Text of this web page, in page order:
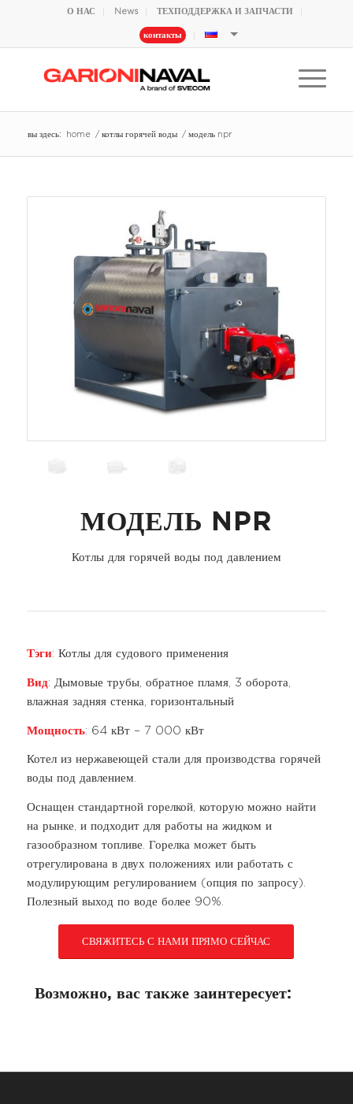
О НАС News ТЕХПОДДЕРЖКА И ЗАПЧАСТИ
контакты
вы здесь: home / котлы горячей воды / модель npr
МОДЕЛЬ NPR
Котлы для горячей воды под давлением
Тэги: Котлы для судового применения
Вид: Дымовые трубы, обратное пламя, 3 оборота,
влажная задняя стенка, горизонтальный
Мощность: 64 кВт – 7 000 кВт
Котел из нержавеющей стали для производства горячей
воды под давлением.
Оснащен стандартной горелкой, которую можно найти
на рынке, и подходит для работы на жидком и
газообразном топливе. Горелка может быть
отрегулирована в двух положениях или работать с
модулирующим регулированием (опция по запросу).
Полезный выход по воде более 90%.
СВЯЖИТЕСЬ С НАМИ ПРЯМО СЕЙЧАС
Возможно, вас также заинтересует: